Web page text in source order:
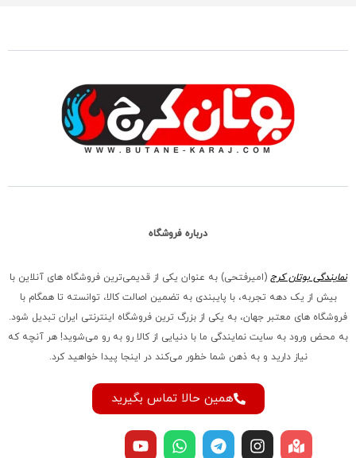
درباره فروشگاه
نمایندگی بوتان کرج (امیرفتحی) به عنوان یکی از قدیمی‌ترین فروشگاه های آنلاین با
بیش از یک دهه تجربه، با پایبندی به تضمین اصالت کالا، توانسته تا همگام با
فروشگاه‌ های معتبر جهان، به یکی از بزرگ‌ ترین فروشگاه اینترنتی ایران تبدیل شود.
به محض ورود به سایت نمایندگی ما با دنیایی از کالا رو به رو می‌شوید! هر آنچه که
نیاز دارید و به ذهن شما خطور می‌کند در اینجا پیدا خواهید کرد.
همین حالا تماس بگیرید